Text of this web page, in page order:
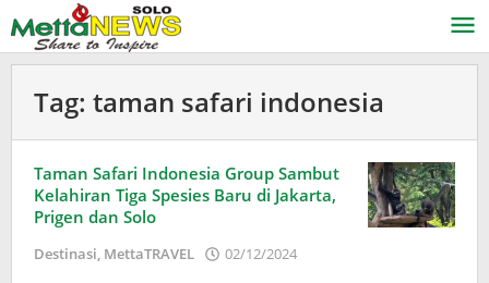
ke
konten
Tag: taman safari indonesia
Taman Safari Indonesia Group Sambut
Kelahiran Tiga Spesies Baru di Jakarta,
Prigen dan Solo
Destinasi, MettaTRAVEL 02/12/2024